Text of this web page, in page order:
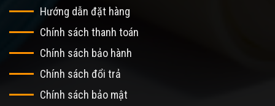
Hướng dẫn đặt hàng
Chính sách thanh toán
Chính sách bảo hành
Chính sách đổi trả
Chính sách bảo mật